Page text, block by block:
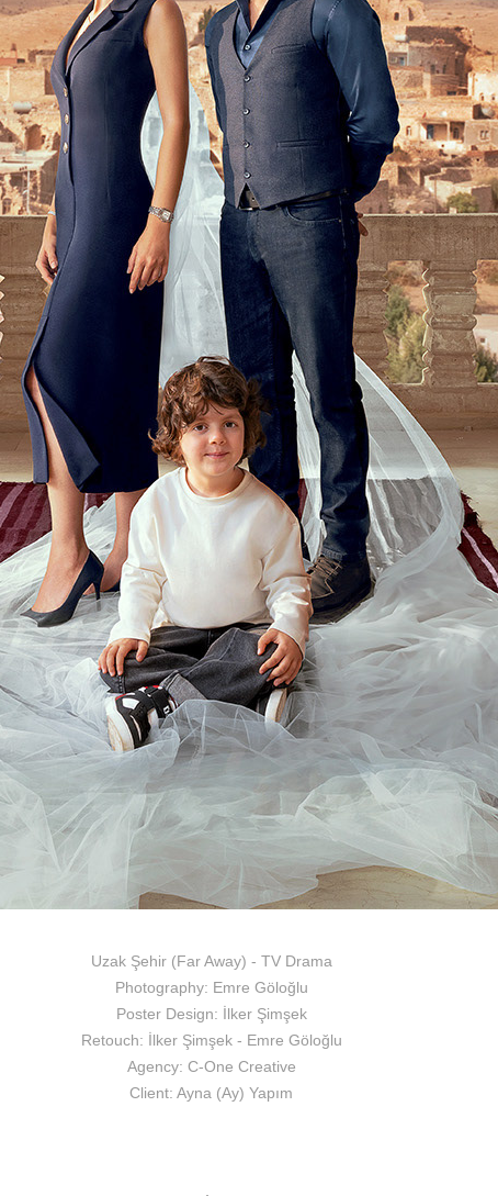
Uzak Şehir (Far Away) - TV Drama
Photography: Emre Göloğlu
Poster Design: İlker Şimşek
Retouch: İlker Şimşek - Emre Göloğlu
Agency: C-One Creative
Client: Ayna (Ay) Yapım